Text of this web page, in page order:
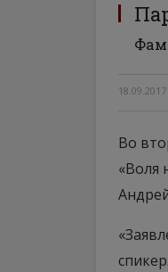
18.09.2017
Во
«Воля
спикер.